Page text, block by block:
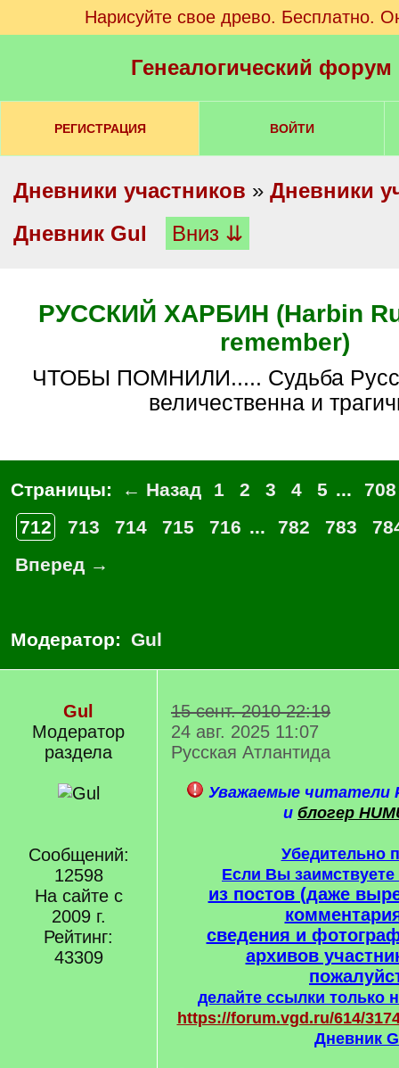
Нарисуйте свое древо. Бесплатно.
Генеалогический
РЕГИСТРАЦИЯ ВОЙТИ
Дневники участников » Дневники
Дневник Gul
Вниз ⇊
РУССКИЙ ХАРБИН (Harbin
remember)
ЧТОБЫ ПОМНИЛИ..... Судьба Русского Харбина
величественна и
Страницы: ← Назад 1 2 3 4 5 ...
708
712
713 714 715 716 ... 782 783
Вперед →
Модератор: Gul
Gul
Модератор
раздела
Сообщений:
12598
На сайте с
2009 г.
Рейтинг:
43309
15 сент. 2010 22:19
24 авг. 2025 11:07
Русская Атлантида
Уважаемые читатели
и блогер
Убедительно
Если Вы
из постов (даже
сведения и
архивов
делайте ссылки только
https://forum.vgd.ru/614/
Дневник